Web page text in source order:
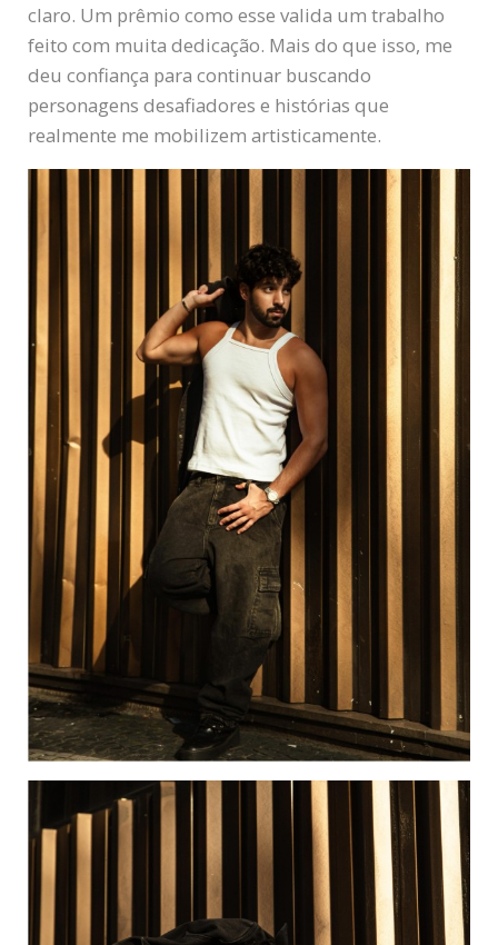
claro. Um prêmio como esse valida um trabalho
feito com muita dedicação. Mais do que isso, me
deu confiança para continuar buscando
personagens desafiadores e histórias que
realmente me mobilizem artisticamente.